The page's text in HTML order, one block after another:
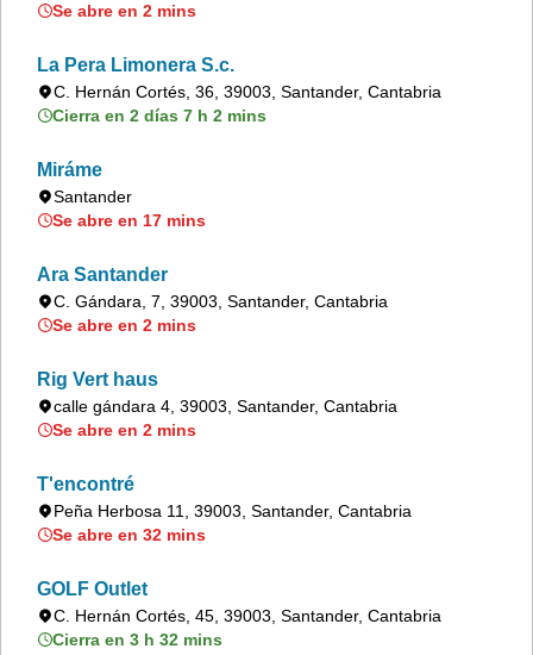
Se abre en 2 mins
La Pera Limonera S.c.
C. Hernán Cortés, 36, 39003, Santander, Cantabria
Cierra en 2 días 7 h 2 mins
Miráme
Santander
Se abre en 17 mins
Ara Santander
C. Gándara, 7, 39003, Santander, Cantabria
Se abre en 2 mins
Rig Vert haus
calle gándara 4, 39003, Santander, Cantabria
Se abre en 2 mins
T'encontré
Peña Herbosa 11, 39003, Santander, Cantabria
Se abre en 32 mins
GOLF Outlet
C. Hernán Cortés, 45, 39003, Santander, Cantabria
Cierra en 3 h 32 mins